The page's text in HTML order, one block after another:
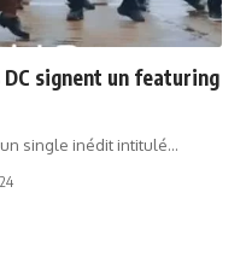
signent un featuring
un single inédit intitulé…